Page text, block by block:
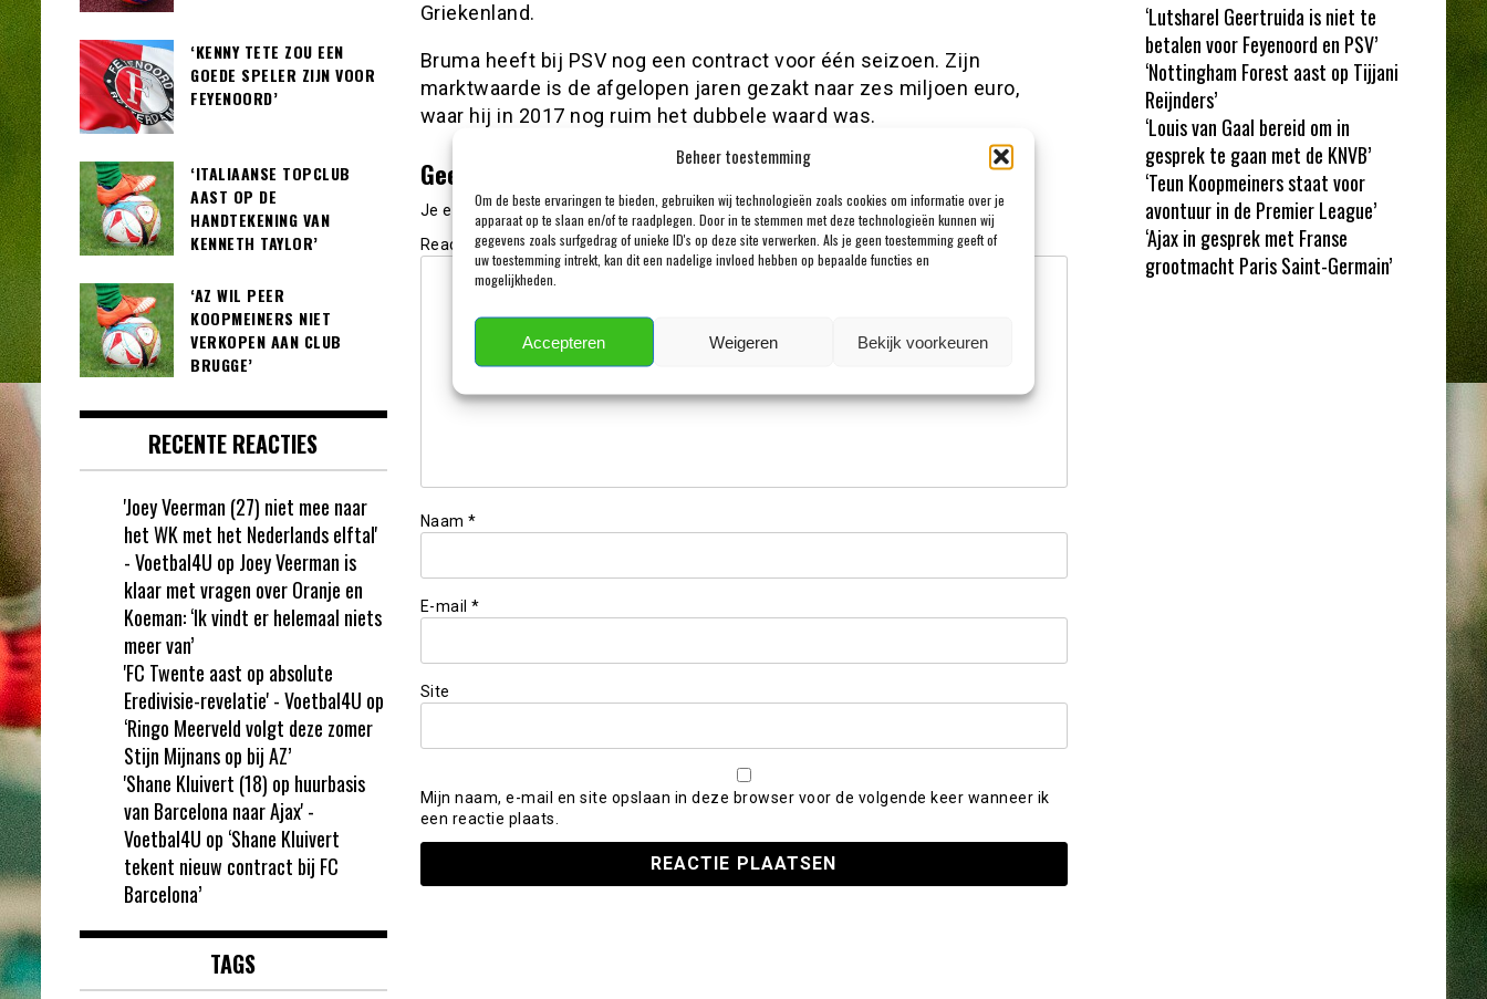
Beheer toestemming
Om de beste ervaringen te bieden, gebruiken wij technologieën zoals cookies om informatie over je
apparaat op te slaan en/of te raadplegen. Door in te stemmen met deze technologieën kunnen wij
gegevens zoals surfgedrag of unieke ID's op deze site verwerken. Als je geen toestemming geeft of
uw toestemming intrekt, kan dit een nadelige invloed hebben op bepaalde functies en
mogelijkheden.
Accepteren Weigeren Bekijk voorkeuren
Griekenland.
Bruma heeft bij PSV nog een contract voor één seizoen. Zijn
marktwaarde is de afgelopen jaren gezakt naar zes miljoen euro,
waar hij in 2017 nog ruim het dubbele waard was.
Geef een reactie
Je e-mailadres wordt niet gepubliceerd. Vereiste velden zijn gemarkeerd met*
Reactie*
Naam *
E-mail *
Site
Mijn naam, e-mail en site opslaan in deze browser voor de volgende keer wanneer ik
een reactie plaats.
‘KENNY TETE ZOU EEN
GOEDE SPELER ZIJN VOOR
FEYENOORD’
‘ITALIAANSE TOPCLUB
AAST OP DE
HANDTEKENING VAN
KENNETH TAYLOR’
‘AZ WIL PEER
KOOPMEINERS NIET
VERKOPEN AAN CLUB
BRUGGE’
RECENTE REACTIES
'Joey Veerman (27) niet mee naar
het WK met het Nederlands elftal'
- Voetbal4U op Joey Veerman is
klaar met vragen over Oranje en
Koeman: ‘Ik vindt er helemaal niets
meer van’
'FC Twente aast op absolute
Eredivisie-revelatie' - Voetbal4U op
‘Ringo Meerveld volgt deze zomer
Stijn Mijnans op bij AZ’
'Shane Kluivert (18) op huurbasis
van Barcelona naar Ajax' -
Voetbal4U op ‘Shane Kluivert
tekent nieuw contract bij FC
Barcelona’
TAGS
‘Lutsharel Geertruida is niet te
betalen voor Feyenoord en PSV’
‘Nottingham Forest aast op Tijjani
Reijnders’
‘Louis van Gaal bereid om in
gesprek te gaan met de KNVB’
‘Teun Koopmeiners staat voor
avontuur in de Premier League’
‘Ajax in gesprek met Franse
grootmacht Paris Saint-Germain’